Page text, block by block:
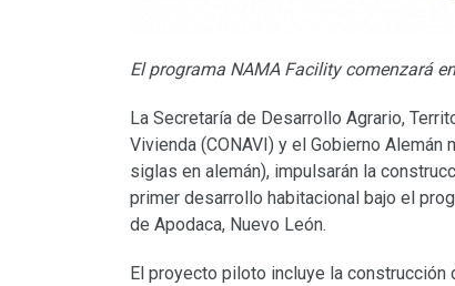
El programa NAMA Facility comenzará
La Secretaría de Desarrollo Agrario,
Vivienda (CONAVI) y el Gobierno
siglas en alemán), impulsarán la
primer desarrollo habitacional bajo el
de Apodaca, Nuevo León.
El proyecto piloto incluye la